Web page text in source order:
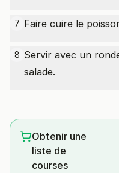
7 Faire cuire le
8 Servir avec un
salade.
Obtenir une
liste de
courses